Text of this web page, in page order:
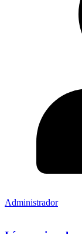
Administrador